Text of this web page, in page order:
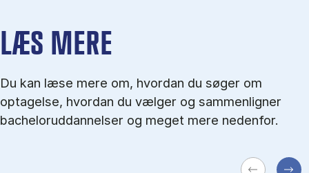
LÆS MERE
Du kan læse mere om, hvordan du søger om
optagelse, hvordan du vælger og sammenligner
bacheloruddannelser og meget mere nedenfor.